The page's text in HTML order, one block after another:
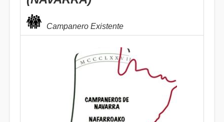
Campanero Existente